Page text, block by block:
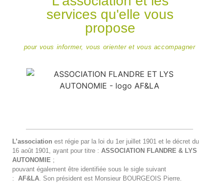
services qu'elle vous
propose
pour vous informer, vous orienter et vous accompagner
L’association est régie par la loi du 1er juillet 1901 et le décret du
16 août 1901, ayant pour titre : ASSOCIATION FLANDRE & LYS
AUTONOMIE ;
pouvant également être identifiée sous le sigle suivant
: AF&LA. Son président est Monsieur BOURGEOIS Pierre.